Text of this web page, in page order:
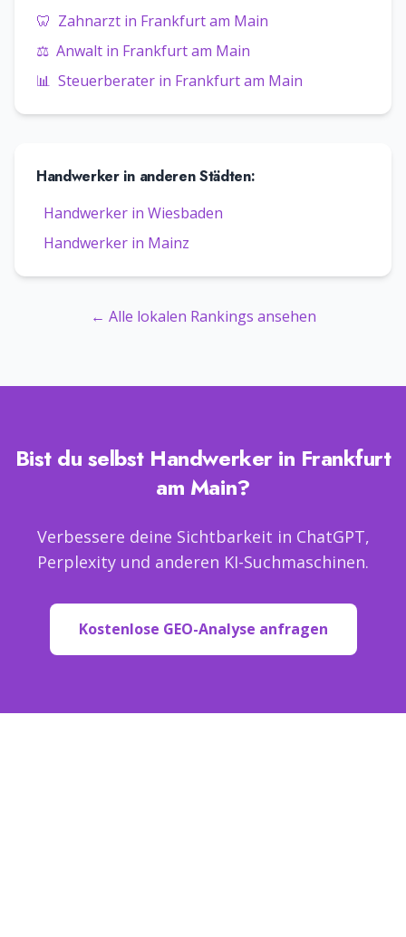
🦷 Zahnarzt in Frankfurt am Main
⚖️ Anwalt in Frankfurt am Main
📊 Steuerberater in Frankfurt am Main
Handwerkerin anderen Städten:
Handwerker in Wiesbaden
Handwerker in Mainz
← Alle lokalen Rankings ansehen
Bist du selbst Handwerkerin Frankfurt
am Main?
Verbessere deine Sichtbarkeit in ChatGPT,
Perplexity und anderen KI-Suchmaschinen.
Kostenlose GEO-Analyse anfragen